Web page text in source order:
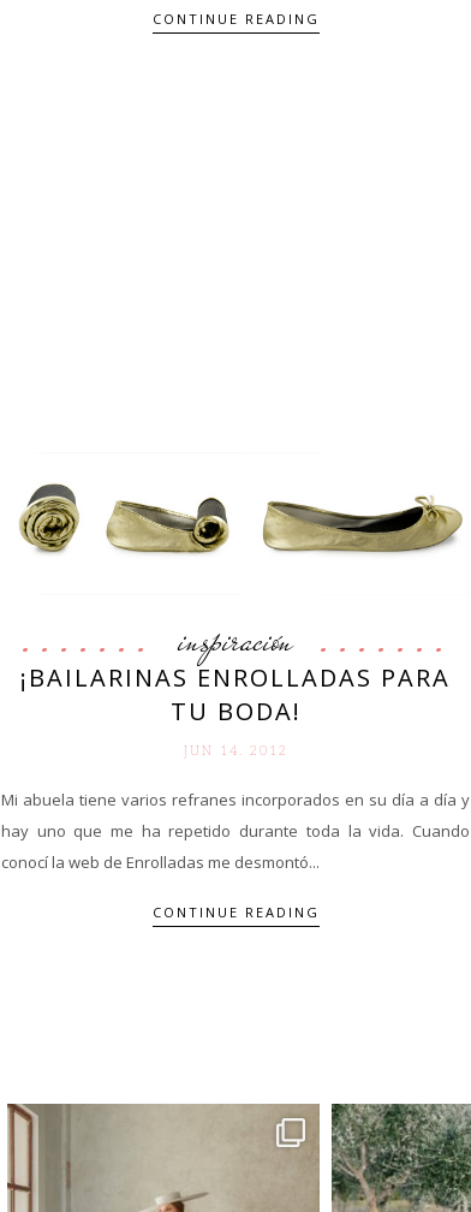
CONTINUE READING
inspiración
¡BAILARINAS ENROLLADAS PARA
TU BODA!
JUN 14. 2012
Mi abuela tiene varios refranes incorporados en su día a día y
hay uno que me ha repetido durante toda la vida. Cuando
conocí la web de Enrolladas me desmontó...
CONTINUE READING